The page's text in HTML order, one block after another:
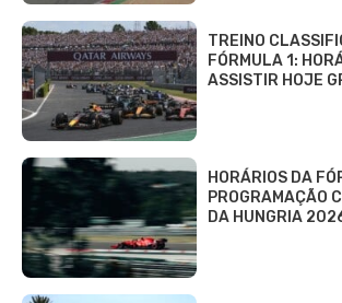
TREINO
FÓRMULA 1:
ASSISTIR HOJE
HORÁRIOS DA
PROGRAMAÇÃO
DA HUNGRIA